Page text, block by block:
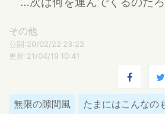
その他
公開:20/02/22 23:22
更新:21/04/19 10:41
無限の隙間風 たまにはこんなの